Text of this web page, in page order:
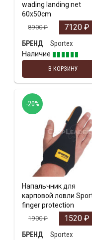
wading landing net
60x50cm
8900₽ 7120 ₽
БРЕНД
Sportex
Наличие
В КОРЗИНУ
Напальчник для
карповой ловли
finger protection
1900₽ 1520 ₽
БРЕНД
Sportex
-20%